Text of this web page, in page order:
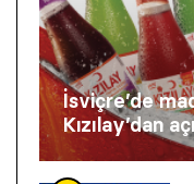
İsviçre’de
Kızılay’dan